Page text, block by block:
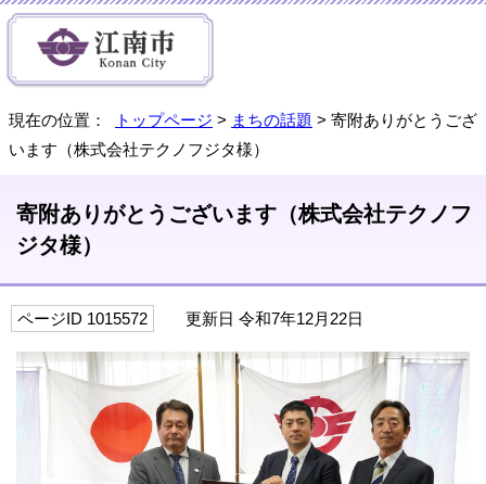
現在の位置： トップページ > まちの話題 > 寄附ありがとうござ
います（株式会社テクノフジタ様）
寄附ありがとうございます（株式会社テクノフ
ジタ様）
ページID 1015572 更新日 令和7年12月22日